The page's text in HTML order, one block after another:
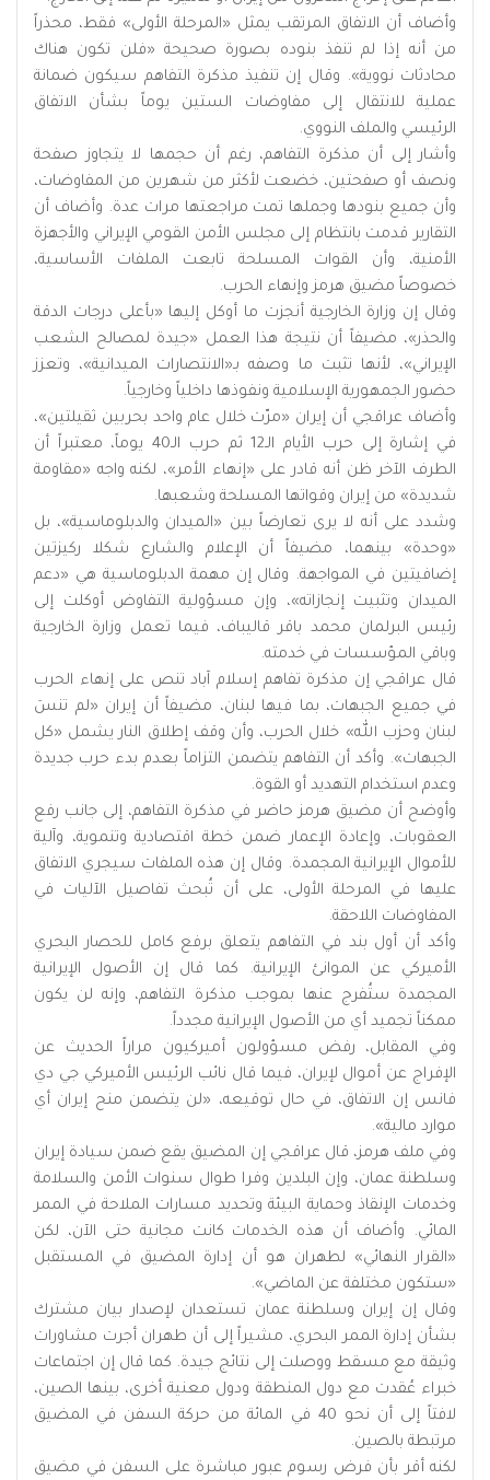
وأضاف أن الاتفاق المرتقب يمثل «المرحلة الأولى» فقط، محذراً
من أنه إذا لم تنفذ بنوده بصورة صحيحة «فلن تكون هناك
محادثات نووية». وقال إن تنفيذ مذكرة التفاهم سيكون ضمانة
عملية للانتقال إلى مفاوضات الستين يوماً بشأن الاتفاق
الرئيسي والملف النووي.
وأشار إلى أن مذكرة التفاهم، رغم أن حجمها لا يتجاوز صفحة
ونصف أو صفحتين، خضعت لأكثر من شهرين من المفاوضات،
وأن جميع بنودها وجملها تمت مراجعتها مرات عدة. وأضاف أن
التقارير قدمت بانتظام إلى مجلس الأمن القومي الإيراني والأجهزة
الأمنية، وأن القوات المسلحة تابعت الملفات الأساسية،
خصوصاً مضيق هرمز وإنهاء الحرب.
وقال إن وزارة الخارجية أنجزت ما أوكل إليها «بأعلى درجات الدقة
والحذر»، مضيفاً أن نتيجة هذا العمل «جيدة لمصالح الشعب
الإيراني»، لأنها تثبت ما وصفه بـ«الانتصارات الميدانية»، وتعزز
حضور الجمهورية الإسلامية ونفوذها داخلياً وخارجياً.
وأضاف عراقجي أن إيران «مرّت خلال عام واحد بحربين ثقيلتين»،
في إشارة إلى حرب الأيام الـ12 ثم حرب الـ40 يوماً، معتبراً أن
الطرف الآخر ظن أنه قادر على «إنهاء الأمر»، لكنه واجه «مقاومة
شديدة» من إيران وقواتها المسلحة وشعبها.
وشدد على أنه لا يرى تعارضاً بين «الميدان والدبلوماسية»، بل
«وحدة» بينهما، مضيفاً أن الإعلام والشارع شكلا ركيزتين
إضافيتين في المواجهة. وقال إن مهمة الدبلوماسية هي «دعم
الميدان وتثبيت إنجازاته»، وإن مسؤولية التفاوض أوكلت إلى
رئيس البرلمان محمد باقر قاليباف، فيما تعمل وزارة الخارجية
وباقي المؤسسات في خدمته.
قال عراقجي إن مذكرة تفاهم إسلام آباد تنص على إنهاء الحرب
في جميع الجبهات، بما فيها لبنان، مضيفاً أن إيران «لم تنسَ
لبنان وحزب الله» خلال الحرب، وأن وقف إطلاق النار يشمل «كل
الجبهات». وأكد أن التفاهم يتضمن التزاماً بعدم بدء حرب جديدة
وعدم استخدام التهديد أو القوة.
وأوضح أن مضيق هرمز حاضر في مذكرة التفاهم، إلى جانب رفع
العقوبات، وإعادة الإعمار ضمن خطة اقتصادية وتنموية، وآلية
للأموال الإيرانية المجمدة. وقال إن هذه الملفات سيجري الاتفاق
عليها في المرحلة الأولى، على أن تُبحث تفاصيل الآليات في
المفاوضات اللاحقة.
وأكد أن أول بند في التفاهم يتعلق برفع كامل للحصار البحري
الأميركي عن الموانئ الإيرانية. كما قال إن الأصول الإيرانية
المجمدة ستُفرج عنها بموجب مذكرة التفاهم، وإنه لن يكون
ممكناً تجميد أي من الأصول الإيرانية مجدداً.
وفي المقابل، رفض مسؤولون أميركيون مراراً الحديث عن
الإفراج عن أموال لإيران، فيما قال نائب الرئيس الأميركي جي دي
فانس إن الاتفاق، في حال توقيعه، «لن يتضمن منح إيران أي
موارد مالية».
وفي ملف هرمز، قال عراقجي إن المضيق يقع ضمن سيادة إيران
وسلطنة عمان، وإن البلدين وفرا طوال سنوات الأمن والسلامة
وخدمات الإنقاذ وحماية البيئة وتحديد مسارات الملاحة في الممر
المائي. وأضاف أن هذه الخدمات كانت مجانية حتى الآن، لكن
«القرار النهائي» لطهران هو أن إدارة المضيق في المستقبل
«ستكون مختلفة عن الماضي».
وقال إن إيران وسلطنة عمان تستعدان لإصدار بيان مشترك
بشأن إدارة الممر البحري، مشيراً إلى أن طهران أجرت مشاورات
وثيقة مع مسقط ووصلت إلى نتائج جيدة. كما قال إن اجتماعات
خبراء عُقدت مع دول المنطقة ودول معنية أخرى، بينها الصين،
لافتاً إلى أن نحو 40 في المائة من حركة السفن في المضيق
مرتبطة بالصين.
لكنه أقر بأن فرض رسوم عبور مباشرة على السفن في مضيق